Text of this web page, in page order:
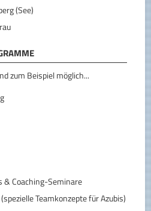
(See)
zum Beispiel möglich...
& Coaching-Seminare
Teamkonzepte für Azubis)